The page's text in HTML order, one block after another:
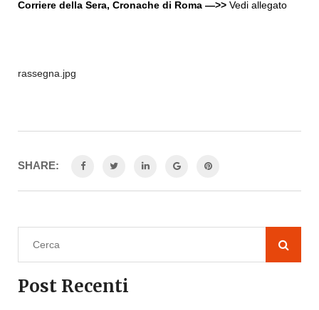
Corriere della Sera, Cronache di Roma —>> Vedi allegato
rassegna.jpg
SHARE:
Post Recenti